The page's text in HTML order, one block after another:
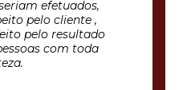
efetuados,
pelo cliente ,
pelo resultado
com toda